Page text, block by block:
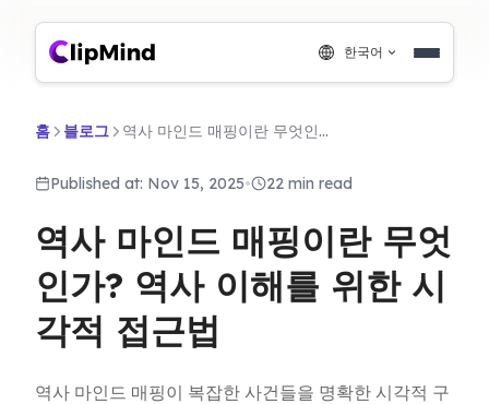
한국어
홈 블로그 역사 마인드 매핑이란 무엇인가? 역사 이해를 위한 시각적 접근법
Published at: Nov 15, 2025• 22 min read
역사 마인드 매핑이란 무엇
인가? 역사 이해를 위한 시
각적 접근법
역사 마인드 매핑이 복잡한 사건들을 명확한 시각적 구